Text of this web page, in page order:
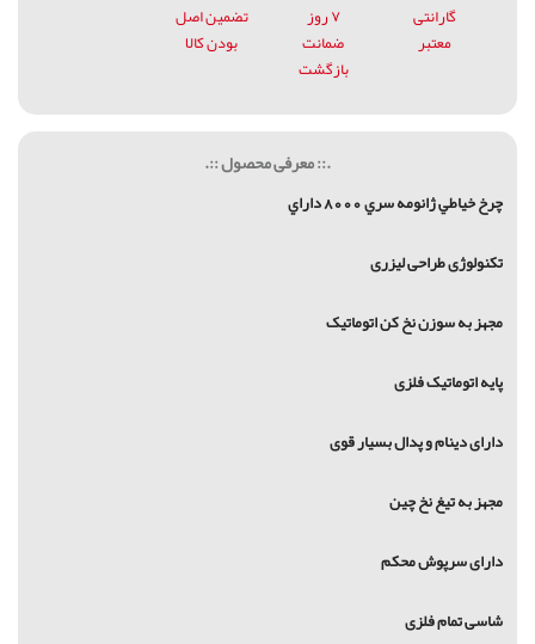
گارانتی
معتبر
۷ روز
ضمانت
بازگشت
تضمین اصل
بودن کالا
.:: معرفی محصول ::.
چرخ خياطي ژانومه سري 8000 داراي
تکنولوژی طراحی لیزری
مجهز به سوزن نخ کن اتوماتیک
پایه اتوماتیک فلزی
دارای دینام و پدال بسیار قوی
مجهز به تیغ نخ چین
دارای سرپوش محکم
شاسی تمام فلزی